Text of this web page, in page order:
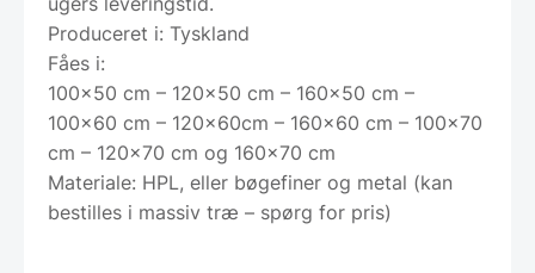
Produceret i: Tyskland
Fåes i:
100×50 cm – 120×50 cm – 160×50 cm –
100×60 cm – 120x60cm – 160×60 cm – 100×70
cm – 120×70 cm og 160×70 cm
Materiale: HPL, eller bøgefiner og metal (kan
bestilles i massiv træ – spørg for pris)